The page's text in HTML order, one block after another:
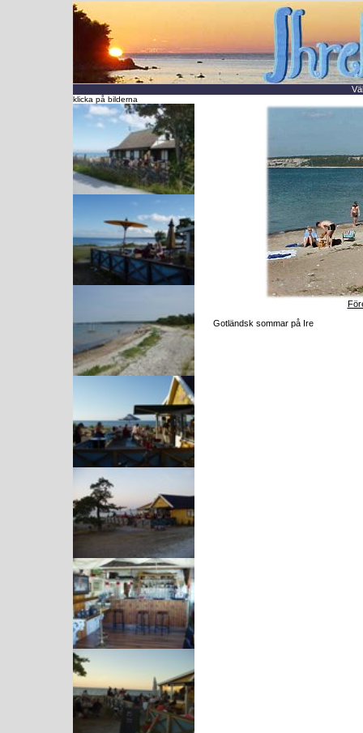
klicka på bilderna
Gotländsk sommar på Ire